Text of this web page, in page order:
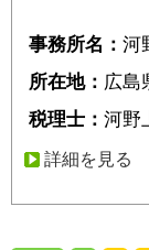
事務所名： 河
所在地： 広島
税理士： 河野
詳細を見る